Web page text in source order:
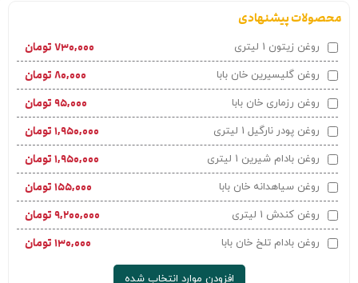
محصولات پیشنهادی
روغن زیتون 1 لیتری ۷۳۰,۰۰۰ تومان
روغن گلیسیرین خان بابا ۸۰,۰۰۰ تومان
روغن رزماری خان بابا ۹۵,۰۰۰ تومان
روغن پودر نارگیل 1 لیتری ۱,۹۵۰,۰۰۰ تومان
روغن بادام شیرین 1 لیتری ۱,۹۵۰,۰۰۰ تومان
روغن سیاهدانه خان بابا ۱۵۵,۰۰۰ تومان
روغن کندش 1 لیتری ۹,۲۰۰,۰۰۰ تومان
روغن بادام تلخ خان بابا ۱۳۰,۰۰۰ تومان
افزودن موارد انتخاب شده